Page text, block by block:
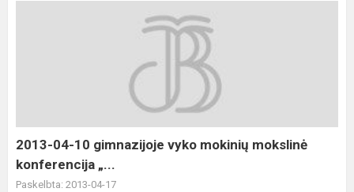
konferencija
„...
2013-04-10 gimnazijoje vyko mokinių mokslinė
konferencija „...
Paskelbta: 2013-04-17